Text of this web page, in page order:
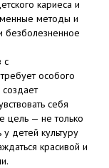
кариеса и
методы и
безболезненное
с
особого
себя
цель — не только
у детей культуру
красивой и